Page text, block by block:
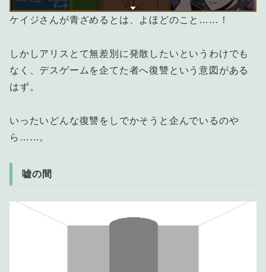
ケイジさんが青ざめるとは、よほどのこと……！
しかしアリスとて無差別に発散したいというわけでも
なく、デスゲームを企てた者へ復讐という意図がある
はず。
いったいどんな復讐をしでかそうと企んでいるのや
ら……。
嘘の間